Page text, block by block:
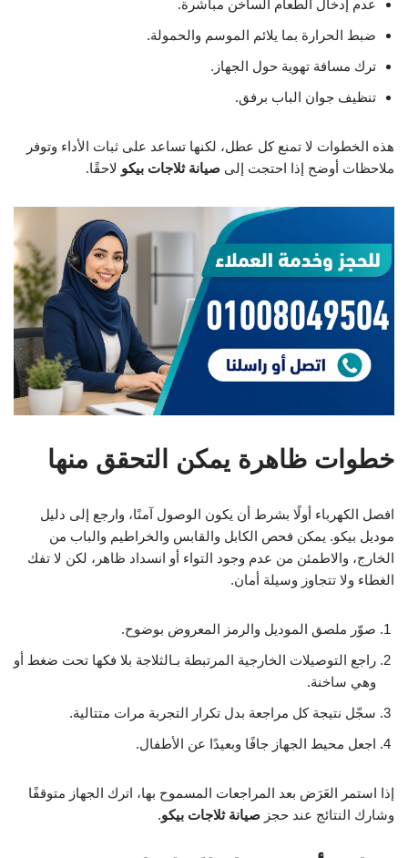
عدم إدخال الطعام الساخن مباشرة.
ضبط الحرارة بما يلائم الموسم والحمولة.
ترك مسافة تهوية حول الجهاز.
تنظيف جوان الباب برفق.
هذه الخطوات لا تمنع كل عطل، لكنها تساعد على ثبات الأداء وتوفر
ملاحظات أوضح إذا احتجت إلى صيانة ثلاجات بيكو لاحقًا.
خطوات ظاهرة يمكن التحقق منها
افصل الكهرباء أولًا بشرط أن يكون الوصول آمنًا، وارجع إلى دليل
موديل بيكو. يمكن فحص الكابل والقابس والخراطيم والباب من
الخارج، والاطمئن من عدم وجود التواء أو انسداد ظاهر، لكن لا تفك
الغطاء ولا تتجاوز وسيلة أمان.
صوّر ملصق الموديل والرمز المعروض بوضوح.
راجع التوصيلات الخارجية المرتبطة بـالثلاجة بلا فكها تحت ضغط أو
وهي ساخنة.
سجّل نتيجة كل مراجعة بدل تكرار التجربة مرات متتالية.
اجعل محيط الجهاز جافًا وبعيدًا عن الأطفال.
إذا استمر العَرَض بعد المراجعات المسموح بها، اترك الجهاز متوقفًا
وشارك النتائج عند حجز صيانة ثلاجات بيكو.